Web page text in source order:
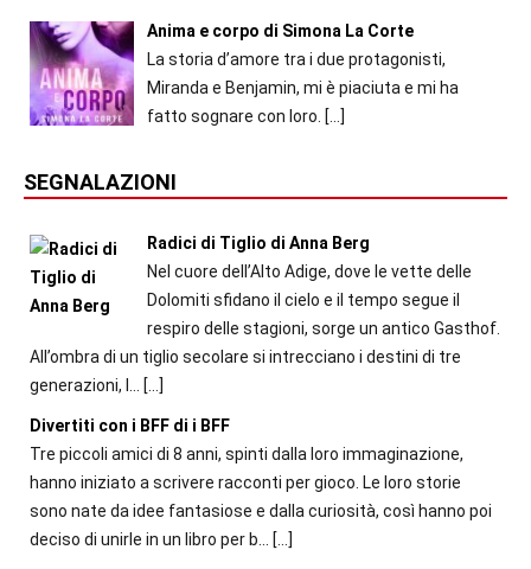
Anima e corpo di Simona La Corte
La storia d’amore tra i due protagonisti,
Miranda e Benjamin, mi è piaciuta e mi ha
fatto sognare con loro. […]
SEGNALAZIONI
Radici di Tiglio di Anna Berg
Nel cuore dell’Alto Adige, dove le vette delle
Dolomiti sfidano il cielo e il tempo segue il
respiro delle stagioni, sorge un antico Gasthof.
All’ombra di un tiglio secolare si intrecciano i destini di tre
generazioni, l... […]
Divertiti con i BFF di i BFF
Tre piccoli amici di 8 anni, spinti dalla loro immaginazione,
hanno iniziato a scrivere racconti per gioco. Le loro storie
sono nate da idee fantasiose e dalla curiosità, così hanno poi
deciso di unirle in un libro per b... […]